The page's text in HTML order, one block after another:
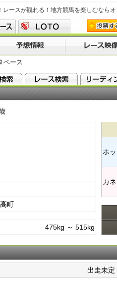
レースが観れる！地方競馬を楽しむならオ
ベース
町
475kg ～ 515kg
ホ
カ
出走未定